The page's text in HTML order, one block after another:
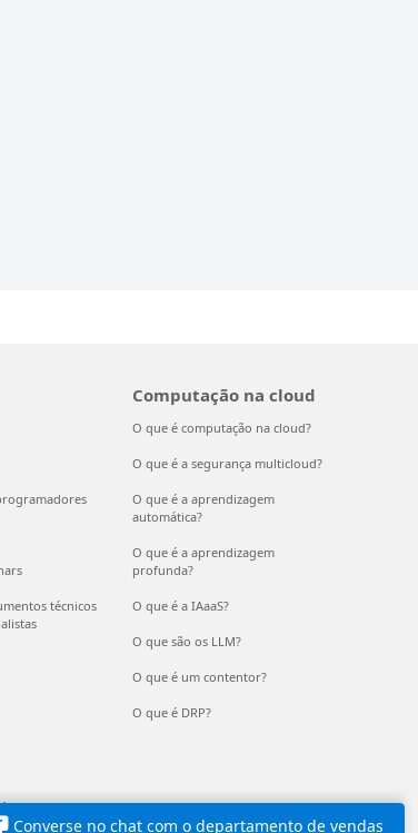
Converse no chat com o departamento de vendas
técnicos
Computação na cloud
O que é computação na cloud?
O que é a segurança multicloud?
O que é a aprendizagem
automática?
O que é a aprendizagem
profunda?
O que é a IAaaS?
O que são os LLM?
O que é um contentor?
O que é DRP?
EU Compliance DoCs © Microsoft 2026